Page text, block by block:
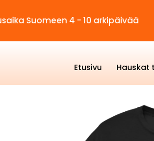
4 - 10 arkipäivää
Etusivu